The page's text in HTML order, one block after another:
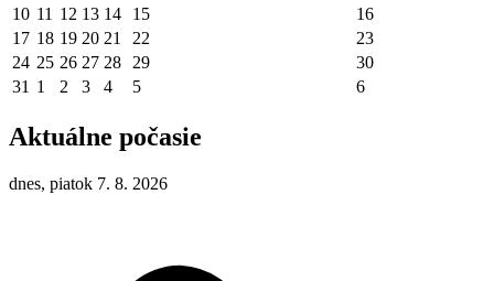
10 11 12 13 14 15
16
17 18 19 20 21 22
23
24 25 26 27 28 29
30
31 1 2 3 4 5 6
Aktuálne počasie
dnes, piatok 7. 8. 2026